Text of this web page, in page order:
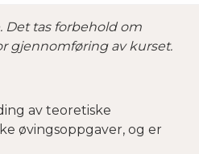
Det tas forbehold om
gjennomføring av kurset.
av teoretiske
øvingsoppgaver, og er